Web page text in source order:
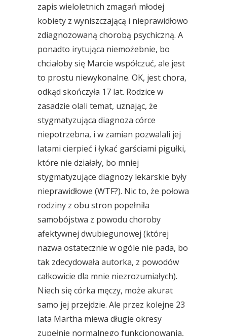
zapis wieloletnich zmagań młodej
kobiety z wyniszczającą i nieprawidłowo
zdiagnozowaną chorobą psychiczną. A
ponadto irytująca niemożebnie, bo
chciałoby się Marcie współczuć, ale jest
to prostu niewykonalne. OK, jest chora,
odkąd skończyła 17 lat. Rodzice w
zasadzie olali temat, uznając, że
stygmatyzująca diagnoza córce
niepotrzebna, i w zamian pozwalali jej
latami cierpieć i łykać garściami pigułki,
które nie działały, bo mniej
stygmatyzujące diagnozy lekarskie były
nieprawidłowe (WTF?). Nic to, że połowa
rodziny z obu stron popełniła
samobójstwa z powodu choroby
afektywnej dwubiegunowej (której
nazwa ostatecznie w ogóle nie pada, bo
tak zdecydowała autorka, z powodów
całkowicie dla mnie niezrozumiałych).
Niech się córka męczy, może akurat
samo jej przejdzie. Ale przez kolejne 23
lata Martha miewa długie okresy
zupełnie normalnego funkcjonowania,